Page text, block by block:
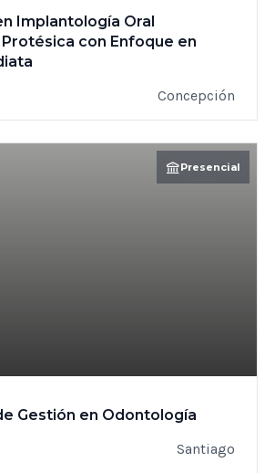
Implantología Oral
con Enfoque en
Concepción
Presencial
Gestión en Odontología
Santiago